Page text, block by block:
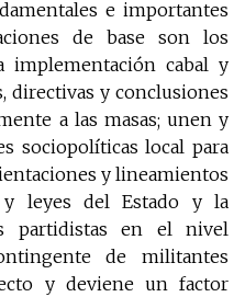
e importantes
de base son los
implementación cabal y
directivas y conclusiones
a las masas; unen y
sociopolíticas local para
y lineamientos
leyes del Estado y la
partidistas en el nivel
de militantes
y deviene un factor